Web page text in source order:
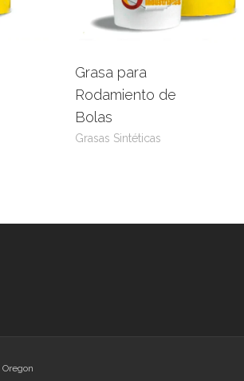
Leer más
Grasa para
Rodamiento de
Bolas
Grasas Sintéticas
Oregon